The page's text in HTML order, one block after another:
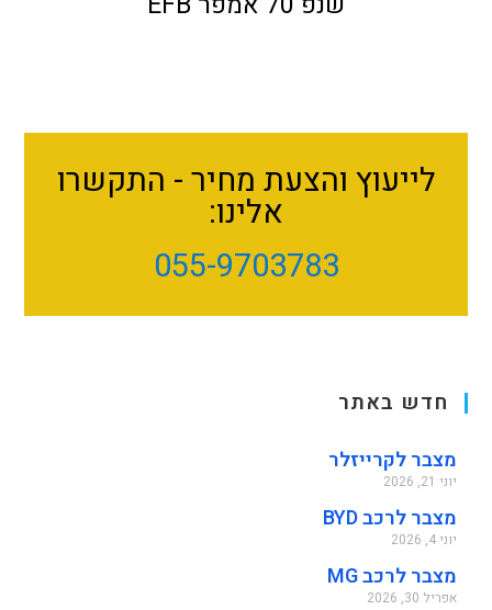
לייעוץ והצעת מחיר - התקשרו
אלינו:
055-9703783
חדש באתר
מצבר לקרייזלר
יוני 21, 2026
מצבר לרכב BYD
יוני 4, 2026
מצבר לרכב MG
אפריל 30, 2026